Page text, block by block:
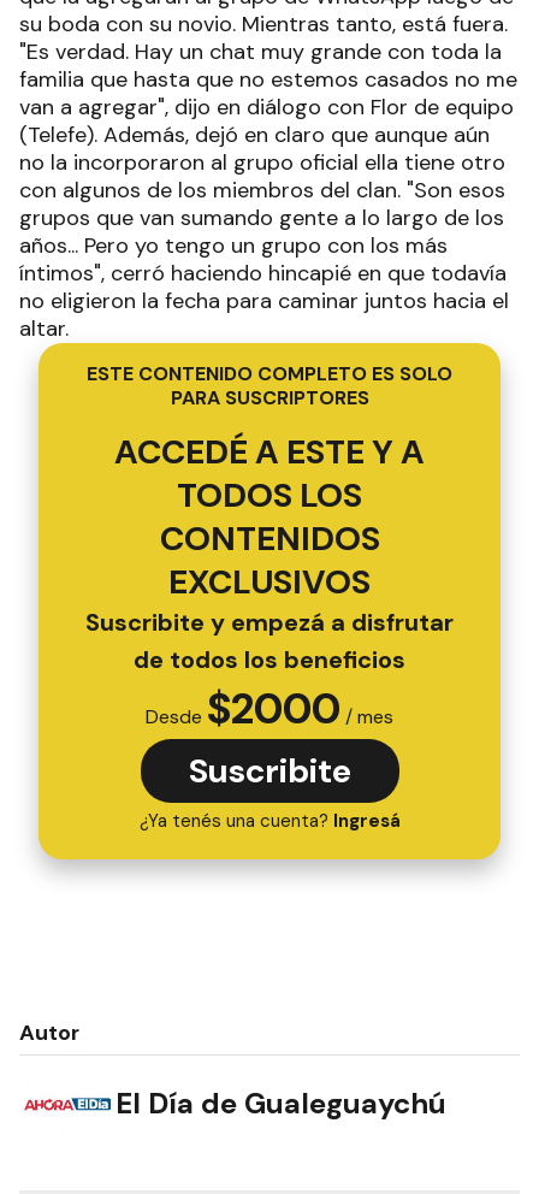
su boda con su novio. Mientras tanto, está fuera.
"Es verdad. Hay un chat muy grande con toda la
familia que hasta que no estemos casados no me
van a agregar", dijo en diálogo con Flor de equipo
(Telefe). Además, dejó en claro que aunque aún
no la incorporaron al grupo oficial ella tiene otro
con algunos de los miembros del clan. "Son esos
grupos que van sumando gente a lo largo de los
años... Pero yo tengo un grupo con los más
íntimos", cerró haciendo hincapié en que todavía
no eligieron la fecha para caminar juntos hacia el
altar.
ESTE CONTENIDO COMPLETO ES SOLO
PARA SUSCRIPTORES
ACCEDÉ A ESTE Y A
TODOS LOS
CONTENIDOS
EXCLUSIVOS
Suscribite y empezá a disfrutar
de todos los beneficios
Desde $2000 / mes
Suscribite
¿Ya tenés una cuenta? Ingresá
Autor
El Día de Gualeguaychú